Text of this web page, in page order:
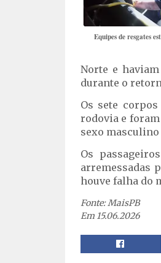
Equipes de resgates
Norte e
durante o
Os sete
rodovia e
sexo masculino
Os
arremessadas
houve falha do
Fonte: MaisPB
Em 15.06.2026